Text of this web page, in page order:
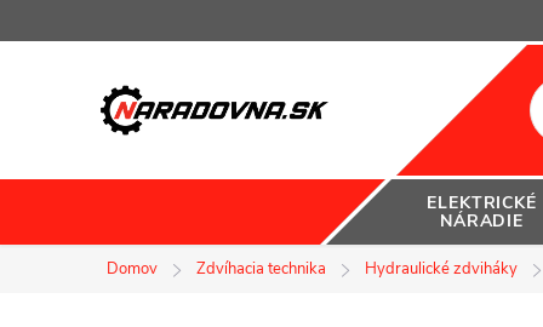
na
ELEKTRICKÉ
NÁRADIE
Domov Zdvíhacia technika Hydraulické zdviháky